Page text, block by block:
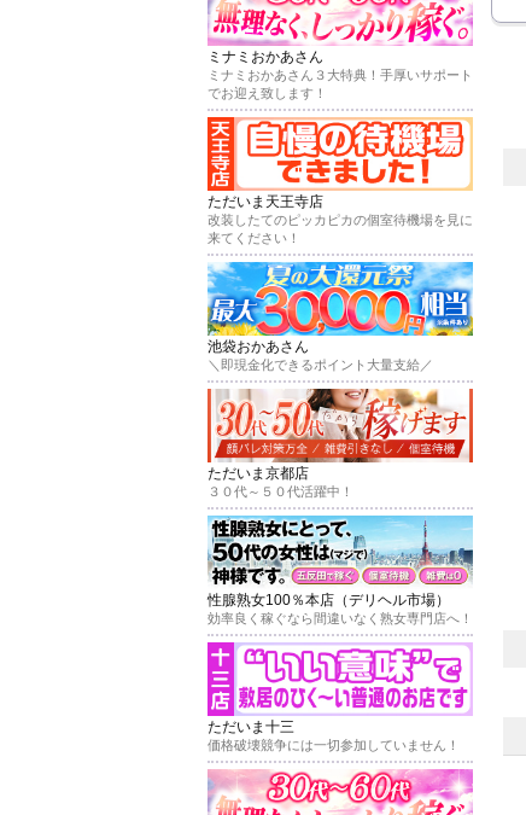
ミナミおかあさん
ミナミおかあさん３大特典！手厚いサポート
でお迎え致します！
ただいま天王寺店
改装したてのピッカピカの個室待機場を見に
来てください！
池袋おかあさん
＼即現金化できるポイント大量支給／
ただいま京都店
３０代～５０代活躍中！
性腺熟女100％本店（デリヘル市場）
効率良く稼ぐなら間違いなく熟女専門店へ！
ただいま十三
価格破壊競争には一切参加していません！